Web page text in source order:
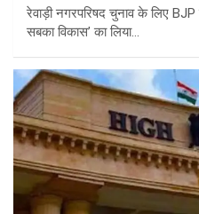
रेवाड़ी नगरपरिषद चुनाव के लिए
सबका विकास’ का लिया…